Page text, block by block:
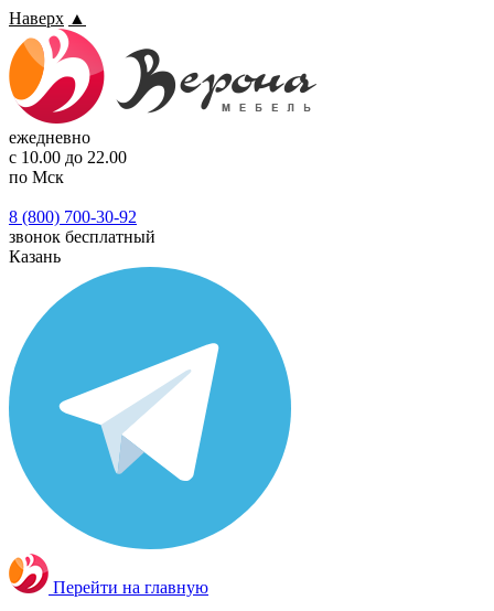
Наверх ▲
ежедневно
с 10.00 до 22.00
по Мск
8 (800) 700-30-92
звонок бесплатный
Казань
Перейти на главную